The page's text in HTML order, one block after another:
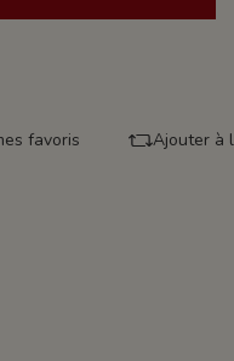
favoris Ajouter à